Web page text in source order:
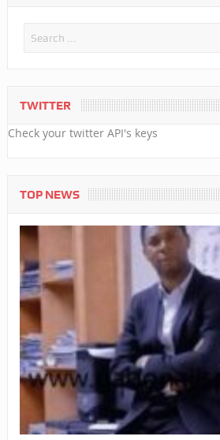
TWITTER
Check your twitter API's keys
TOP NEWS